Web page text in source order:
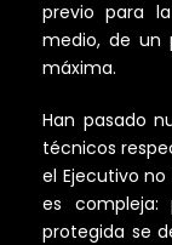
previo para
medio, de un
máxima.
Han pasado
técnicos
el Ejecutivo
es
protegida se